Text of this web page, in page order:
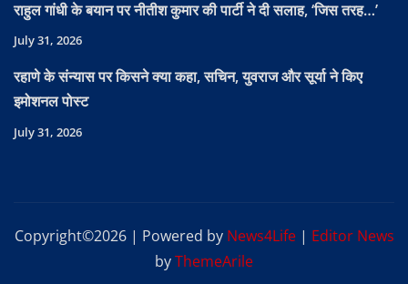
राहुल गांधी के बयान पर नीतीश कुमार की पार्टी ने दी सलाह, ‘जिस तरह…’
July 31, 2026
रहाणे के संन्यास पर किसने क्या कहा, सचिन, युवराज और सूर्या ने किए
इमोशनल पोस्ट
July 31, 2026
Copyright©2026 | Powered by News4Life | Editor News
byThemeArile